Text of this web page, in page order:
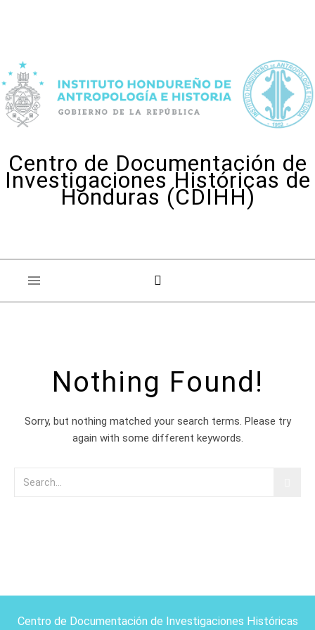
Centro de Documentación de
Investigaciones Históricas de
Honduras (CDIHH)
Nothing Found!
Sorry, but nothing matched your search terms. Please try
again with some different keywords.
Centro de Documentación de Investigaciones Históricas